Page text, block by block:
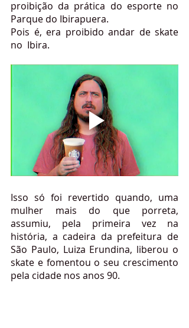
proibição da prática do esporte no
Parque do Ibirapuera.
Pois é, era proibido andar de skate
no  Ibira.
Isso só foi revertido quando, uma
mulher mais do que porreta,
assumiu, pela primeira vez na
história, a cadeira da prefeitura de
São Paulo, Luiza Erundina, liberou o
skate e fomentou o seu crescimento
pela cidade nos anos 90.